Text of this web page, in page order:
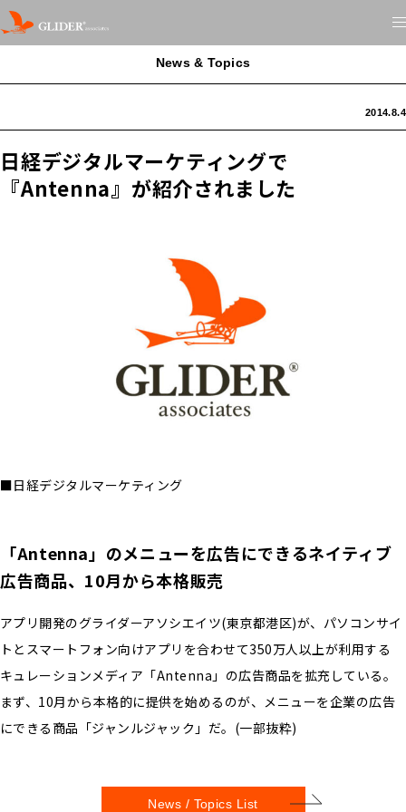
News & Topics
2014.8.4
日経デジタルマーケティングで
『Antenna』が紹介されました
■日経デジタルマーケティング
「Antenna」のメニューを広告にできるネイティブ
広告商品、10月から本格販売
アプリ開発のグライダーアソシエイツ(東京都港区)が、パソコンサイ
トとスマートフォン向けアプリを合わせて350万人以上が利用する
キュレーションメディア「Antenna」の広告商品を拡充している。
まず、10月から本格的に提供を始めるのが、メニューを企業の広告
にできる商品「ジャンルジャック」だ。(一部抜粋)
News / Topics List